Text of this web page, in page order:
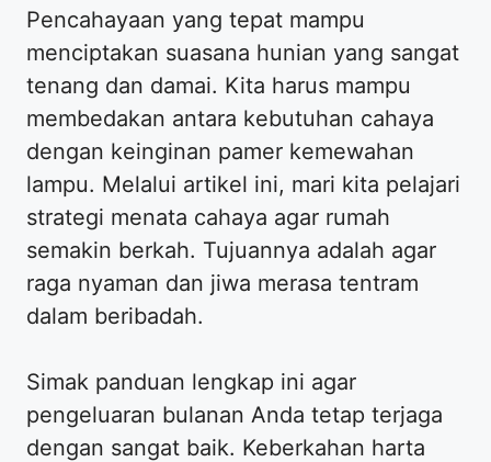
Pencahayaan yang tepat mampu
menciptakan suasana hunian yang sangat
tenang dan damai. Kita harus mampu
membedakan antara kebutuhan cahaya
dengan keinginan pamer kemewahan
lampu. Melalui artikel ini, mari kita pelajari
strategi menata cahaya agar rumah
semakin berkah. Tujuannya adalah agar
raga nyaman dan jiwa merasa tentram
dalam beribadah.
Simak panduan lengkap ini agar
pengeluaran bulanan Anda tetap terjaga
dengan sangat baik. Keberkahan harta